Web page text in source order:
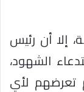
إلا أن رئيس
الشهود،
تعرضهم لأي